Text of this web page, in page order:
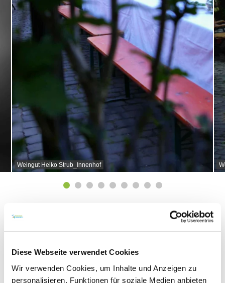
Diese Webseite verwendet Cookies
Wir verwenden Cookies, um Inhalte und Anzeigen zu
personalisieren, Funktionen für soziale Medien anbieten
Weingut Heiko Strub_Innenhof
Über uns
Kellermeister Heiko Strub
Rebfläche 8,3 Hektar